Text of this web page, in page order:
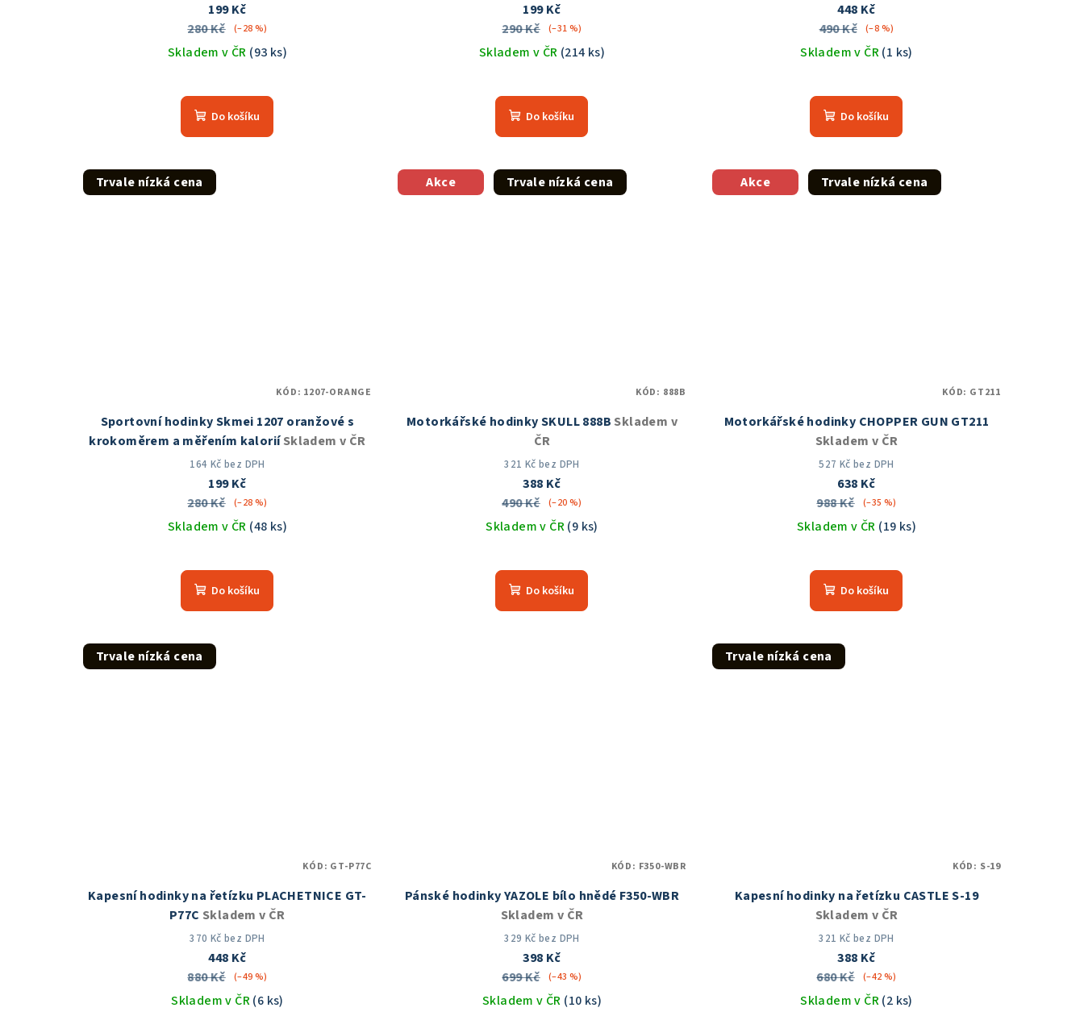
199 Kč
280 Kč
(–28 %)
Skladem v ČR (93 ks)
hodnocení
produktu
je
Do košíku
199 Kč
290 Kč
(–31 %)
Skladem v ČR (214 ks)
hodnocení
produktu
je
z
5
Do košíku
448 Kč
490 Kč (–8 %)
Skladem v ČR(1 ks)
hodnocení
produktu
je
z
5
Do košíku
Trvale nízká cena
Sportovní hodinky Skmei 1207 oranžové s
krokoměrem a měřením kaloriíSkladem v ČR
164 Kč bez DPH
199 Kč
280 Kč
(–28 %)
Skladem v ČR (48 ks)
hodnocení
produktu
je
Do košíku
KÓD: 1207-ORANGE
Akce Trvale nízká cena
Motorkářské hodinky SKULL 888B Skladem v
ČR
321 Kč bez DPH
388 Kč
490 Kč
(–20 %)
Skladem v ČR(9 ks)
hodnocení
produktu
je
Do košíku
KÓD: 888B
Akce Trvale nízká cena
Motorkářské hodinky CHOPPER GUN GT211
Skladem v ČR
527 Kč bez DPH
638 Kč
988 Kč
(–35 %)
Skladem v ČR (19 ks)
hodnocení
produktu
je
Do košíku
KÓD: GT211
Trvale nízká cena
Kapesní hodinky na řetízku PLACHETNICE GT-
P77C Skladem v ČR
370 Kč bez DPH
448 Kč
880 Kč
(–49 %)
Skladem v ČR(6 ks)
KÓD: GT-P77C
Pánské hodinky YAZOLE bílo hnědé F350-WBR
Skladem v ČR
329 Kč bez DPH
398 Kč
699 Kč
(–43 %)
Skladem v ČR (10 ks)
KÓD: F350-WBR
Trvale nízká cena
Kapesní hodinky na řetízku CASTLE S-19
Skladem v ČR
321 Kč bez DPH
388 Kč
680 Kč
(–42 %)
Skladem v ČR(2 ks)
KÓD: S-19